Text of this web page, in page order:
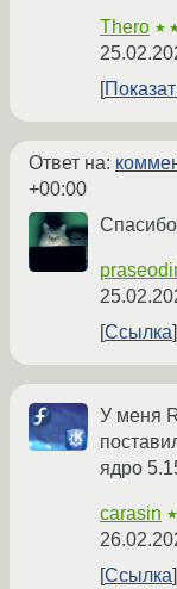
Thero
Ответ на:
+00:00
Спасибо
Ссылка
У меня
ядро
carasin
Ссылка